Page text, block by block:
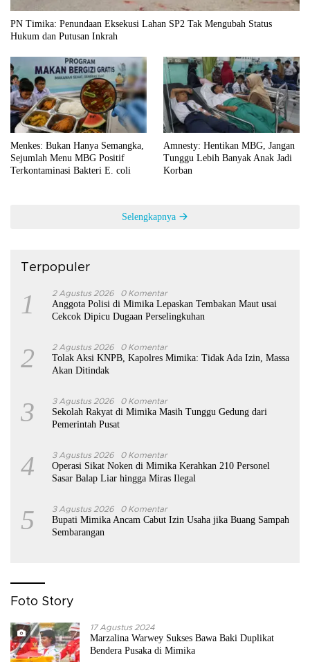
PN Timika: Penundaan Eksekusi Lahan SP2 Tak Mengubah Status
Hukum dan Putusan Inkrah
Menkes: Bukan Hanya Semangka,
Sejumlah Menu MBG Positif
Terkontaminasi Bakteri E. coli
Amnesty: Hentikan MBG, Jangan
Tunggu Lebih Banyak Anak Jadi
Korban
Selengkapnya
Terpopuler
1 2 Agustus 2026 0 Komentar
Anggota Polisi di Mimika Lepaskan Tembakan Maut usai
Cekcok Dipicu Dugaan Perselingkuhan
2 2 Agustus 2026 0 Komentar
Tolak Aksi KNPB, Kapolres Mimika: Tidak Ada Izin, Massa
Akan Ditindak
3 3 Agustus 2026 0 Komentar
Sekolah Rakyat di Mimika Masih Tunggu Gedung dari
Pemerintah Pusat
4 3 Agustus 2026 0 Komentar
Operasi Sikat Noken di Mimika Kerahkan 210 Personel
Sasar Balap Liar hingga Miras Ilegal
5 3 Agustus 2026 0 Komentar
Bupati Mimika Ancam Cabut Izin Usaha jika Buang Sampah
Sembarangan
Foto Story
17 Agustus 2024
Marzalina Warwey Sukses Bawa Baki Duplikat
Bendera Pusaka di Mimika